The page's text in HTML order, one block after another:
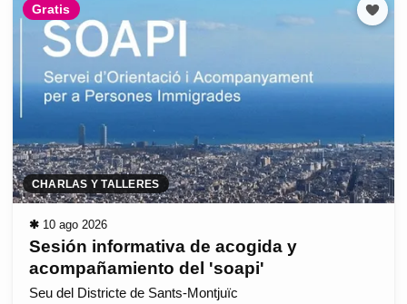
Gratis
CHARLAS Y TALLERES
✱ 10 ago 2026
Sesión informativa de acogida y
acompañamiento del 'soapi'
Seu del Districte de Sants-Montjuïc